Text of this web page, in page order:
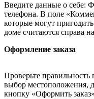
Введите данные о себе:
телефона. В поле
которые могут
доме считаются справа
Оформление заказа
Проверьте
выбор местоположения,
кнопку «Оформить